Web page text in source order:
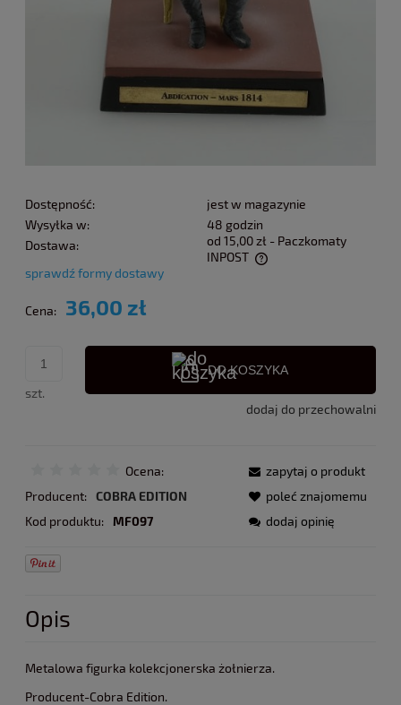
Dostępność:
jest w magazynie
Wysyłka w:
48 godzin
Dostawa:
od 15,00 zł - Paczkomaty
INPOST
Cena nie zawiera ewentualnych kosztów płatności
sprawdź formy dostawy
Cena: 36,00 zł
szt.
DO KOSZYKA
dodaj do przechowalni
Ocena:
Producent: COBRA EDITION
Kod produktu:
MF097
zapytaj o produkt
poleć znajomemu
dodaj opinię
Opis
Metalowa figurka kolekcjonerska żołnierza.
Producent-Cobra Edition.